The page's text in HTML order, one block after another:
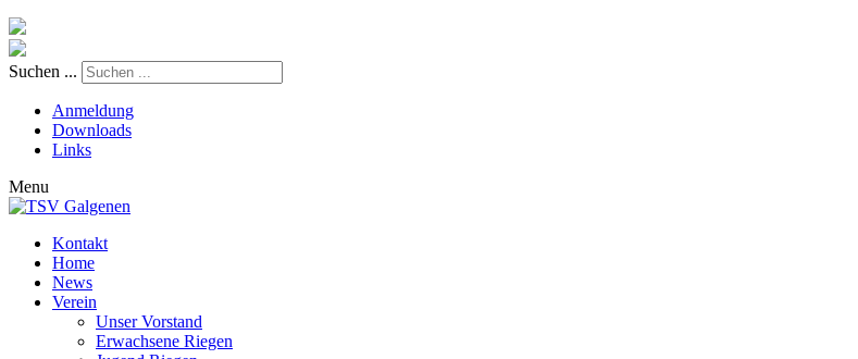
Suchen ...
Anmeldung
Downloads
Links
Menu
Kontakt
Home
News
Verein
Unser Vorstand
Erwachsene Riegen